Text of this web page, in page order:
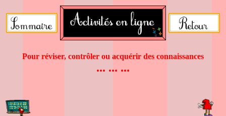
Pour réviser, contrôler ou acquérir des connaissances
... ... ...